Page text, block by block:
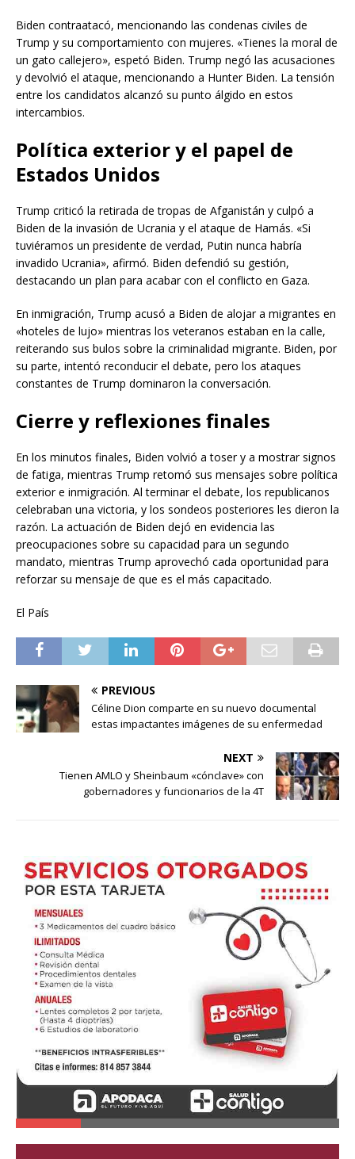
Biden contraatacó, mencionando las condenas civiles de
Trump y su comportamiento con mujeres. «Tienes la moral de
un gato callejero», espetó Biden. Trump negó las acusaciones
y devolvió el ataque, mencionando a Hunter Biden. La tensión
entre los candidatos alcanzó su punto álgido en estos
intercambios.
Política exterior y el papel de
Estados Unidos
Trump criticó la retirada de tropas de Afganistán y culpó a
Biden de la invasión de Ucrania y el ataque de Hamás. «Si
tuviéramos un presidente de verdad, Putin nunca habría
invadido Ucrania», afirmó. Biden defendió su gestión,
destacando un plan para acabar con el conflicto en Gaza.
En inmigración, Trump acusó a Biden de alojar a migrantes en
«hoteles de lujo» mientras los veteranos estaban en la calle,
reiterando sus bulos sobre la criminalidad migrante. Biden, por
su parte, intentó reconducir el debate, pero los ataques
constantes de Trump dominaron la conversación.
Cierre y reflexiones finales
En los minutos finales, Biden volvió a toser y a mostrar signos
de fatiga, mientras Trump retomó sus mensajes sobre política
exterior e inmigración. Al terminar el debate, los republicanos
celebraban una victoria, y los sondeos posteriores les dieron la
razón. La actuación de Biden dejó en evidencia las
preocupaciones sobre su capacidad para un segundo
mandato, mientras Trump aprovechó cada oportunidad para
reforzar su mensaje de que es el más capacitado.
El País
PREVIOUS
Céline Dion comparte en su nuevo documental
estas impactantes imágenes de su enfermedad
NEXT
Tienen AMLO y Sheinbaum «cónclave» con
gobernadores y funcionarios de la 4T